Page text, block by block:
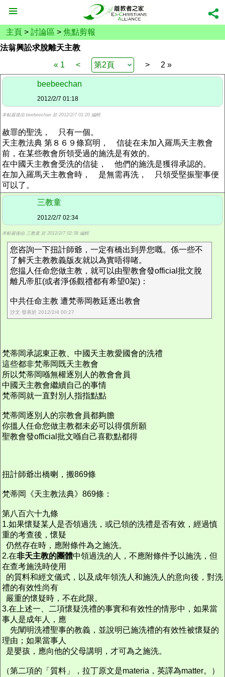
主頁 > 討論區 > 焦點剪報
法翁興訟求脫離天主教
« 1
< > 2 »
beebeechan
2012/2/7 01:18
本帖最後由 beebeechan 於 2012/2/7 01:20 編輯
赦罪的聖洗， 只有一個。
天主教法典 第８６９條寫明， 信徒在未加入羅馬天主教會
前，在某些教會所領受過的施洗是有效的。
在中國天主教會受洗的信徒， 他們的施洗是獲得承認的。
在加入羅馬天主教會時， 是無需再洗， 只領受堅振聖事便
可以了。
三教童
2012/2/7 02:34
本帖最後由 三教童 於 2012/2/7 02:38 編輯
您咨詢一下扭計師爺，一定有橋出到畀您嘅。係一些不
了解夭主教教義版友就以為實唔得啫。
您揾人任命您做主教，就可以由聖教會發official批文脫
離凡帝肛(或者淨係觀禮都有希望0架)：
中共任命主教 遭梵蒂岡教廷逐出教會
沙文 發表於 2012/2/4 00:27
梵蒂岡承認東正教、中國天主教愛國會的洗禮
這些都非梵蒂岡既天主教會
所以梵蒂岡喺無權逐別人的教會會員
中國天主教會繼續自己的事情
梵蒂岡就一直對別人指指點點
梵蒂岡逐別人的宗教會員都夠膽
你搵人任命您做主教都未必可以得償所願
聖教會發official批文喺自己喜歡點都得
扭計師爺出橋喇，搬869條
梵蒂岡《天主教法典》869條：
第八百六十九條
1.如果懷疑某人是否領過洗，或已領的洗禮是否有效，經過慎
重的考查後，懷疑
仍然存在時，應附條件為之施洗。
2.在非天主教的團體中領過洗的人，不應附條件予以施洗，但
在查考施洗時使用
的質料和經文儀式，以及成年領洗人和施洗人的意向後，對洗
禮的有效性尚有
嚴重的懷疑時，不在此限。
3.在上述一、二項懷疑洗禮的事實和有效性的情形中，如果當
事人是成年人，應
先闡明洗禮聖事的教義，並說明已施洗禮的有效性被懷疑的
理由；如果當事人
是嬰孩，應向他的父母講明，才可為之施洗。
（第二項的「質料」，拉丁原文是materia，英譯為matter。）